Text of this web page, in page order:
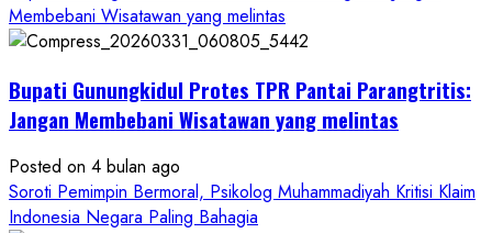
RI
Minta
Resmi
Membebani Wisatawan yang melintas
Bupati Gunungkidul Protes TPR Pantai Parangtritis:
Jangan Membebani Wisatawan yang melintas
Posted on 4 bulan ago
Soroti Pemimpin Bermoral, Psikolog Muhammadiyah Kritisi Klaim
Indonesia Negara Paling Bahagia